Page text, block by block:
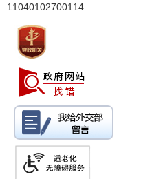
11040102700114